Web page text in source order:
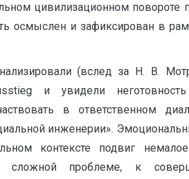
цивилизационном повороте
осмыслен и зафиксирован в
(вслед за Н. В.
и увидели
в ответственном
инженерии».
контексте подвиг
сложной проблеме, к